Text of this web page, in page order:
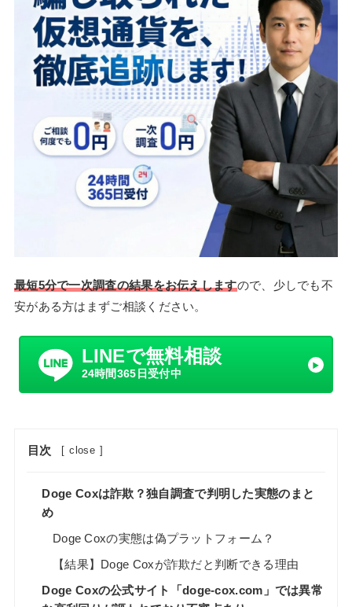
最短5分で一次調査の結果をお伝えしますので、少しでも不
安がある方はまずご相談ください。
LINEで無料相談
24時間365日受付中
目次 [ close ]
Doge Coxは詐欺？独自調査で判明した実態のまと
め
Doge Coxの実態は偽プラットフォーム？
【結果】Doge Coxが詐欺だと判断できる理由
Doge Coxの公式サイト「doge-cox.com」では異常